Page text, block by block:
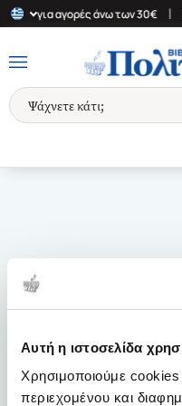
Αυτή η ιστοσελίδα
Χρησιμοποιούμε cookies
περιεχομένου και
για αγορές άνω των 30€